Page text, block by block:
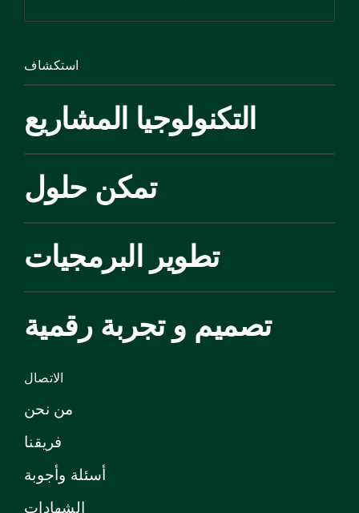
استكشاف
التكنولوجيا المشاريع
تمكن حلول
تطوير البرمجيات
تصميم و تجربة رقمية
الاتصال
من نحن
فريقنا
أسئلة وأجوبة
الشهادات